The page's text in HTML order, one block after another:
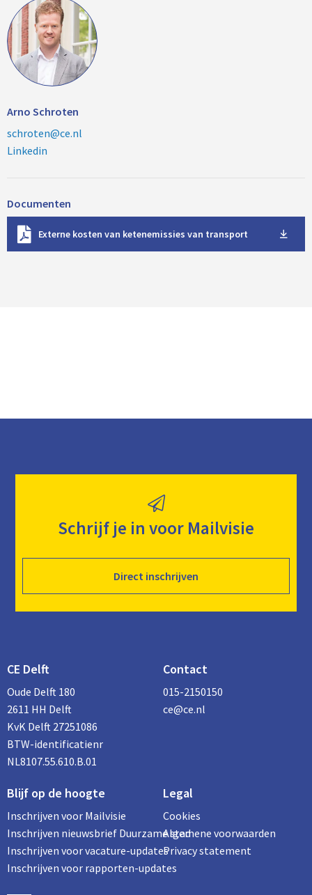
Arno Schroten
schroten@ce.nl
Linkedin
Documenten
Externe kosten van ketenemissies van transport
w
Schrijf je in voor Mailvisie
Direct inschrijven
CE Delft
Oude Delft 180
2611 HH Delft
KvK Delft 27251086
BTW-identificatienr
NL8107.55.610.B.01
Contact
015-2150150
ce@ce.nl
Blijf op de hoogte
Inschrijven voor Mailvisie
Inschrijven nieuwsbrief Duurzame stad
Inschrijven voor vacature-updates
Inschrijven voor rapporten-updates
Legal
Cookies
Algemene voorwaarden
Privacy statement